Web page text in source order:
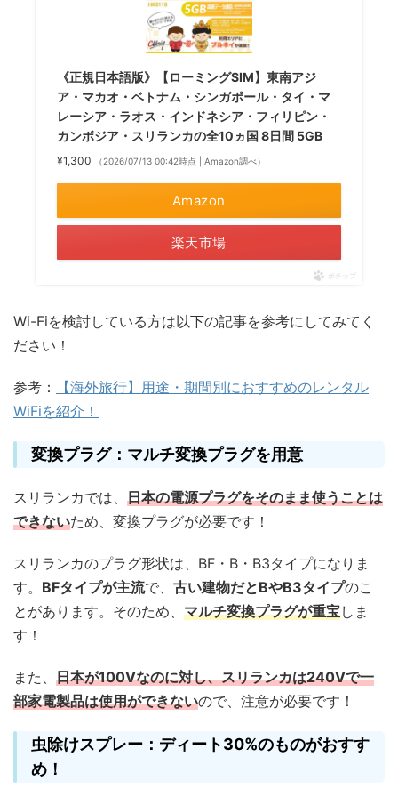
《正規日本語版》【ローミングSIM】東南アジ
ア・マカオ・ベトナム・シンガポール・タイ・マ
レーシア・ラオス・インドネシア・フィリピン・
カンボジア・スリランカの全10ヵ国 8日間 5GB
¥1,300 （2026/07/13 00:42時点 | Amazon調べ）
Amazon
楽天市場
ポチップ
Wi-Fiを検討している方は以下の記事を参考にしてみてく
ださい！
参考：
【海外旅行】用途・期間別におすすめのレンタル
WiFiを紹介！
変換プラグ：マルチ変換プラグを用意
スリランカでは、 日本の電源プラグをそのまま使うことは
できないため、変換プラグが必要です！
スリランカのプラグ形状は、BF・B・B3タイプになりま
す。 BFタイプが主流で、 古い建物だとBやB3タイプのこ
とがあります。そのため、 マルチ変換プラグが重宝しま
す！
また、 日本が100Vなのに対し、スリランカは240Vで一
部家電製品は使用ができないので、注意が必要です！
虫除けスプレー：ディート30%のものがおすす
め！